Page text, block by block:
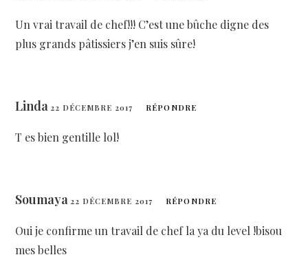
Un vrai travail de chef!!! C’est une bûche digne des
plus grands pâtissiers j’en suis sûre!
Linda22 DÉCEMBRE 2017 RÉPONDRE
T es bien gentille lol!
Soumaya22 DÉCEMBRE 2017 RÉPONDRE
Oui je confirme un travail de chef la ya du level !bisou
mes belles